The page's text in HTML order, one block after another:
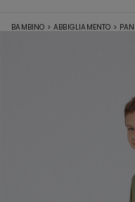
BAMBINO > ABBIGLIAMENTO >